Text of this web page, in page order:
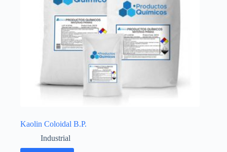
Kaolin Coloidal B.P.
Industrial